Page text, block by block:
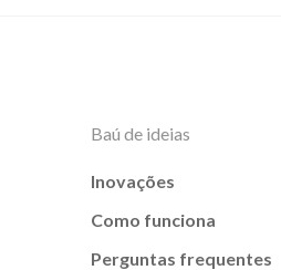
Baú de ideias
Inovações
Como funciona
Perguntas frequentes